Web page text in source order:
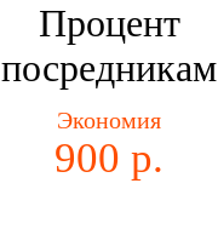
Процент
посредникам
Экономия
900 р.